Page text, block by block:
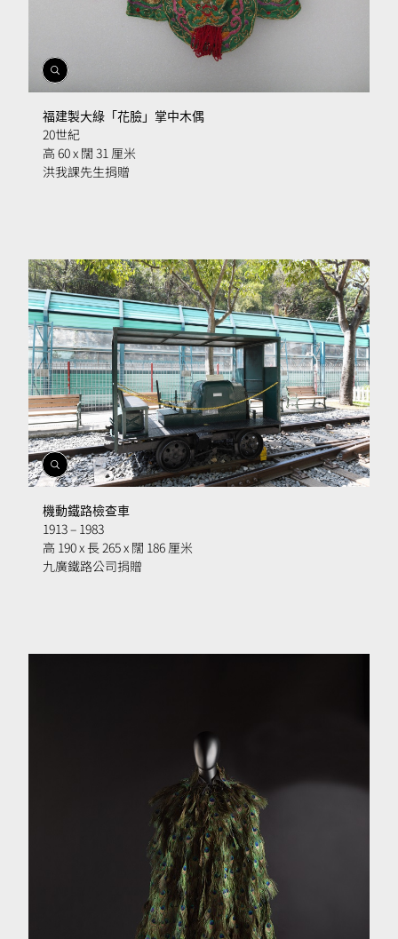
開
啟
相
簿
福建製大綠「花臉」掌中木偶
20世紀
高 60 x 闊 31 厘米
洪我課先生捐贈
開
啟
相
簿
機動鐵路檢查車
1913 – 1983
高 190 x 長 265 x 闊 186 厘米
九廣鐵路公司捐贈